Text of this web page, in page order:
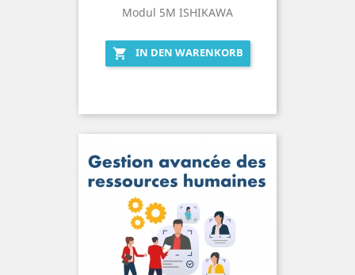
Modul 5M ISHIKAWA
 IN DEN WARENKORB